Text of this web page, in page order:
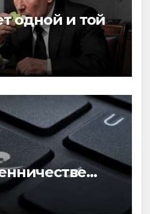
одной и той
в содействие